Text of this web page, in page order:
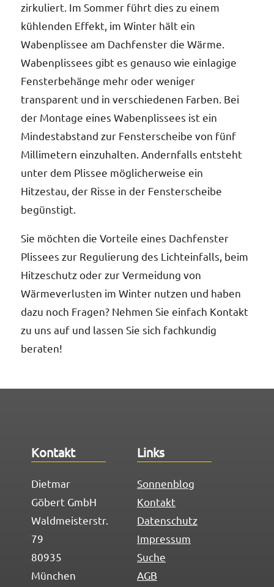
zirkuliert. Im Sommer führt dies zu einem
kühlenden Effekt, im Winter hält ein
Wabenplissee am Dachfenster die Wärme.
Wabenplissees gibt es genauso wie einlagige
Fensterbehänge mehr oder weniger
transparent und in verschiedenen Farben. Bei
der Montage eines Wabenplissees ist ein
Mindestabstand zur Fensterscheibe von fünf
Millimetern einzuhalten. Andernfalls entsteht
unter dem Plissee möglicherweise ein
Hitzestau, der Risse in der Fensterscheibe
begünstigt.
Sie möchten die Vorteile eines Dachfenster
Plissees zur Regulierung des Lichteinfalls, beim
Hitzeschutz oder zur Vermeidung von
Wärmeverlusten im Winter nutzen und haben
dazu noch Fragen? Nehmen Sie einfach Kontakt
zu uns auf und lassen Sie sich fachkundig
beraten!
Kontakt
Dietmar
Göbert GmbH
Waldmeisterstr.
79
80935
München
Links
Sonnenblog
Kontakt
Datenschutz
Impressum
Suche
AGB